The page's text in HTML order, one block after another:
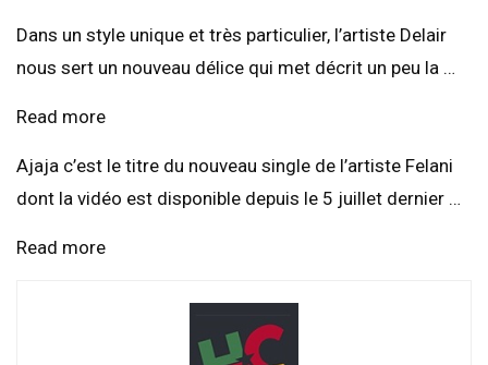
Dans un style unique et très particulier, l’artiste Delair
nous sert un nouveau délice qui met décrit un peu la …
Read more
Ajaja c’est le titre du nouveau single de l’artiste Felani
dont la vidéo est disponible depuis le 5 juillet dernier …
Read more